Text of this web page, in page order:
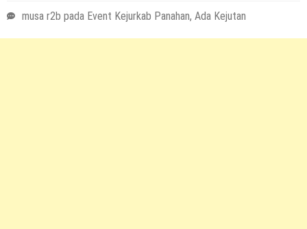
musa r2b pada Event Kejurkab Panahan, Ada Kejutan